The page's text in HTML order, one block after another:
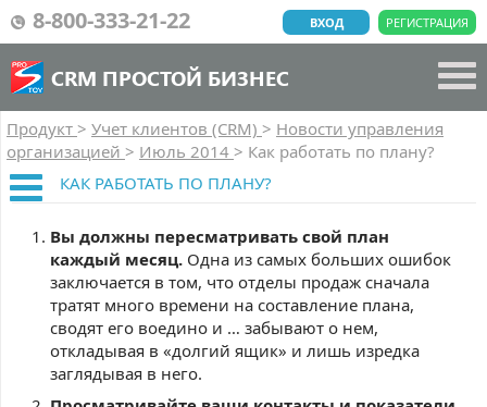
8-800-333-21-22 РЕГИСТРАЦИЯ
ВХОД
CRM ПРОСТОЙ БИЗНЕС
Продукт > Учет клиентов (CRM) > Новости управления
организацией > Июль 2014 > Как работать по плану?
КАК РАБОТАТЬ ПО ПЛАНУ?
Вы должны пересматривать свой план
каждый месяц. Одна из самых больших ошибок
заключается в том, что отделы продаж сначала
тратят много времени на составление плана,
сводят его воедино и … забывают о нем,
откладывая в «долгий ящик» и лишь изредка
заглядывая в него.